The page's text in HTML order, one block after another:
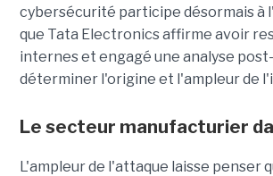
cybersécurité participe désormais à
que Tata Electronics affirme avoir
internes et engagé une analyse
déterminer l'origine et l'ampleur de
Le secteur manufacturier
L'ampleur de l'attaque laisse penser